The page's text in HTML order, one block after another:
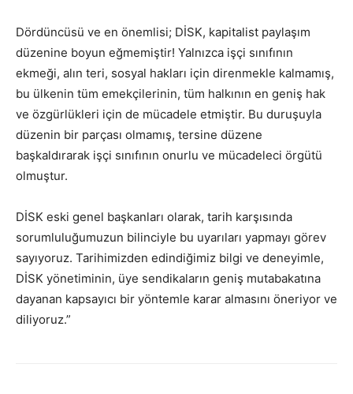
Dördüncüsü ve en önemlisi; DİSK, kapitalist paylaşım
düzenine boyun eğmemiştir! Yalnızca işçi sınıfının
ekmeği, alın teri, sosyal hakları için direnmekle kalmamış,
bu ülkenin tüm emekçilerinin, tüm halkının en geniş hak
ve özgürlükleri için de mücadele etmiştir. Bu duruşuyla
düzenin bir parçası olmamış, tersine düzene
başkaldırarak işçi sınıfının onurlu ve mücadeleci örgütü
olmuştur.
DİSK eski genel başkanları olarak, tarih karşısında
sorumluluğumuzun bilinciyle bu uyarıları yapmayı görev
sayıyoruz. Tarihimizden edindiğimiz bilgi ve deneyimle,
DİSK yönetiminin, üye sendikaların geniş mutabakatına
dayanan kapsayıcı bir yöntemle karar almasını öneriyor ve
diliyoruz.”